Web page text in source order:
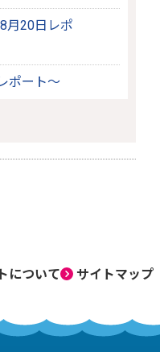
月20日レポ
ポート～
について サイトマップ